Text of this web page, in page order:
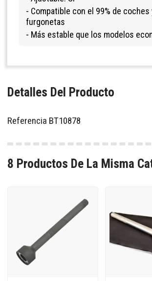
- Compatible con el 99% de coches
furgonetas
- Más estable que los modelos
Detalles Del Producto
Referencia BT10878
8 Productos De La Misma